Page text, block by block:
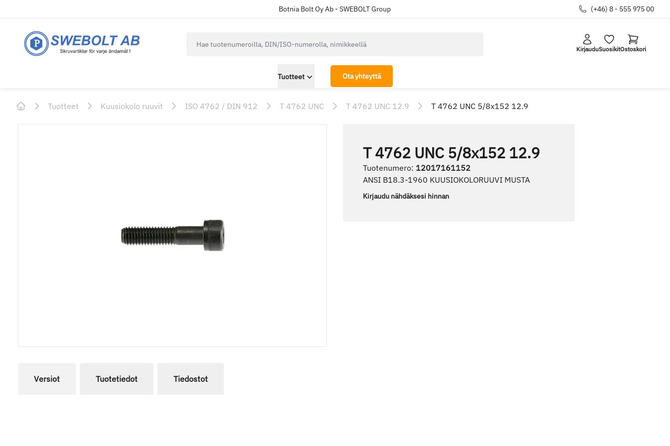
Botnia Bolt Oy Ab - SWEBOLT Group (+46) 8 - 555 975 00
KirjauduSuosikitOstoskori
Tuotteet Ota yhteyttä
Tuotteet Kuusiokolo ruuvit ISO 4762 / DIN 912 T 4762 UNC T 4762 UNC 12.9 T 4762 UNC 5/8x152 12.9
T 4762 UNC 5/8x152 12.9
Tuotenumero: 12017161152
ANSI B18.3-1960 KUUSIOKOLORUUVI MUSTA
Kirjaudu nähdäksesi hinnan
Versiot Tuotetiedot Tiedostot